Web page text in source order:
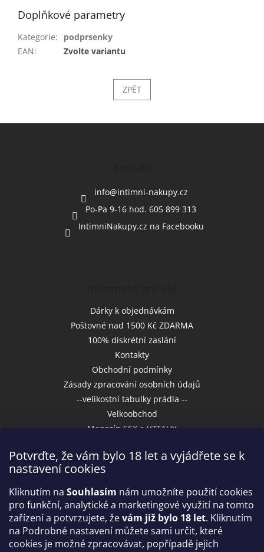
Potvrďte, že vám bylo 18 let a vyjádřete se k
nastavení cookies
Kliknutím na Souhlasím nám umožníte použití cookies
pro funkční, analytické a marketingové využití na tomto
zařízení a potvrzujete, ževám již bylo 18 let. Kliknutím
na Podrobné nastavení můžete sami určit, které
cookies je možné zpracovávat, popřípadě jejich
Doplňkové parametry
Kategorie:
podprsenky
EAN: Zvolte variantu
ZPĚT
info@intimni-nakupy.cz
Po-Pa 9-16 hod. 605 899 313
IntimniNakupy.cz na Facebooku
Dárky k objednávkám
Poštovné nad 1500 Kč ZDARMA
100% diskrétní zaslání
Kontakty
Obchodní podmínky
Zásady zpracování osobních údajů
--velikostní tabulky prádla --
Velkoobchod
Magazín SEX a VZTAHY
Přijímáme online platby